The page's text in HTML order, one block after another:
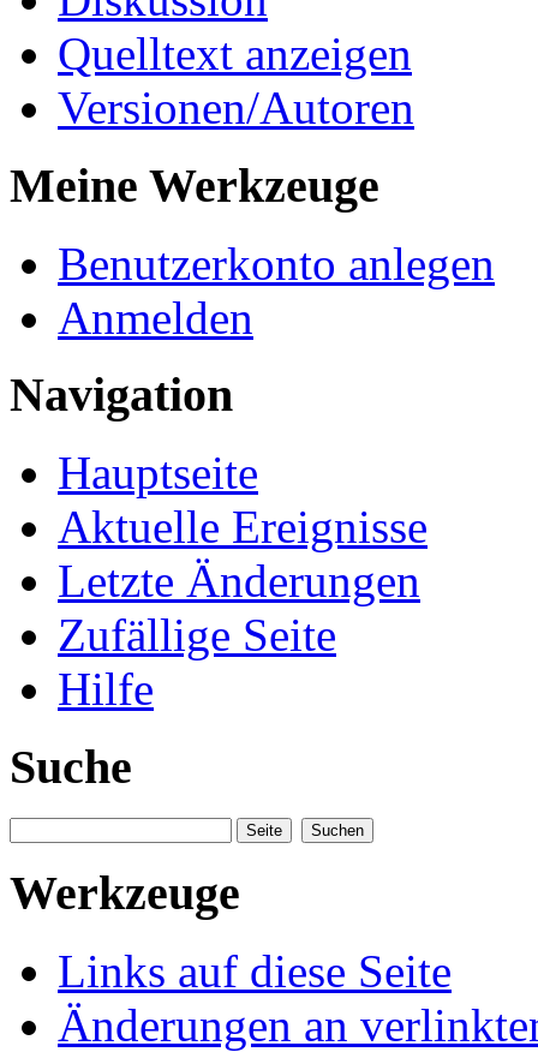
Quelltext anzeigen
Versionen/Autoren
Meine Werkzeuge
Benutzerkonto anlegen
Anmelden
Navigation
Hauptseite
Aktuelle Ereignisse
Letzte Änderungen
Zufällige Seite
Hilfe
Suche
Werkzeuge
Links auf diese Seite
Änderungen an